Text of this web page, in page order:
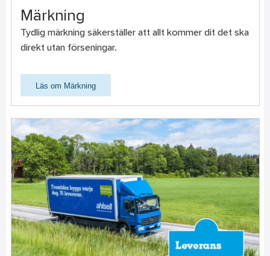
Märkning
Tydlig märkning säkerställer att allt kommer dit det ska
direkt utan förseningar.
Läs om Märkning